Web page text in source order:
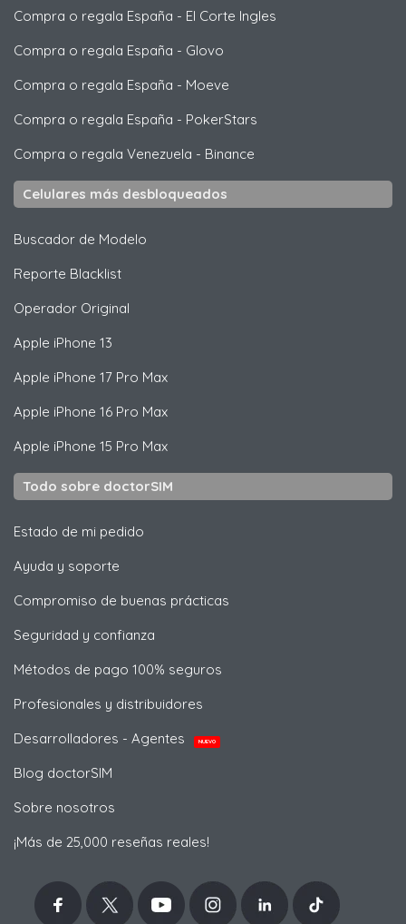
Compra o regala España - El Corte Ingles
Compra o regala España - Glovo
Compra o regala España - Moeve
Compra o regala España - PokerStars
Compra o regala Venezuela - Binance
Celulares más desbloqueados
Buscador de Modelo
Reporte Blacklist
Operador Original
Apple iPhone 13
Apple iPhone 17 Pro Max
Apple iPhone 16 Pro Max
Apple iPhone 15 Pro Max
Todo sobre doctorSIM
Estado de mi pedido
Ayuda y soporte
Compromiso de buenas prácticas
Seguridad y confianza
Métodos de pago 100% seguros
Profesionales y distribuidores
Desarrolladores - Agentes
NUEVO
Blog doctorSIM
Sobre nosotros
¡Más de 25,000 reseñas reales!